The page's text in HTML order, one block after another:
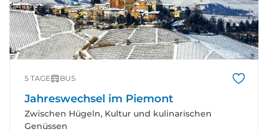
5 TAGE BUS
Jahreswechsel im Piemont
Zwischen Hügeln, Kultur und kulinarischen
Genüssen